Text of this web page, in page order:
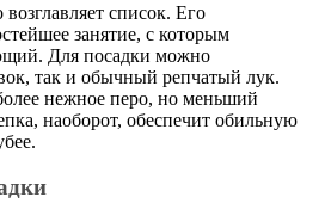
список. Его
занятие, с которым
Для посадки можно
так и обычный репчатый лук.
нежное перо, но меньший
наоборот, обеспечит обильную